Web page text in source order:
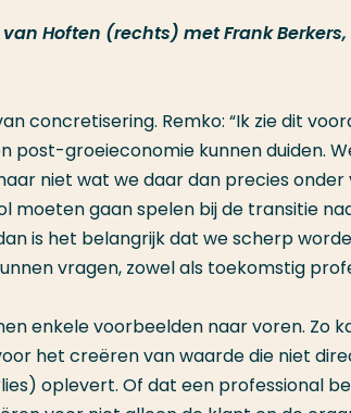
Hoften (rechts) met Frank
concretisering. Remko: “Ik zie dit
post-groeieconomie kunnen duiden.
niet wat we daar dan precies onder
moeten gaan spelen bij de transitie
is het belangrijk dat we scherp
vragen, zowel als toekomstig
enkele voorbeelden naar voren. Zo
het creëren van waarde die niet
oplevert. Of dat een professional